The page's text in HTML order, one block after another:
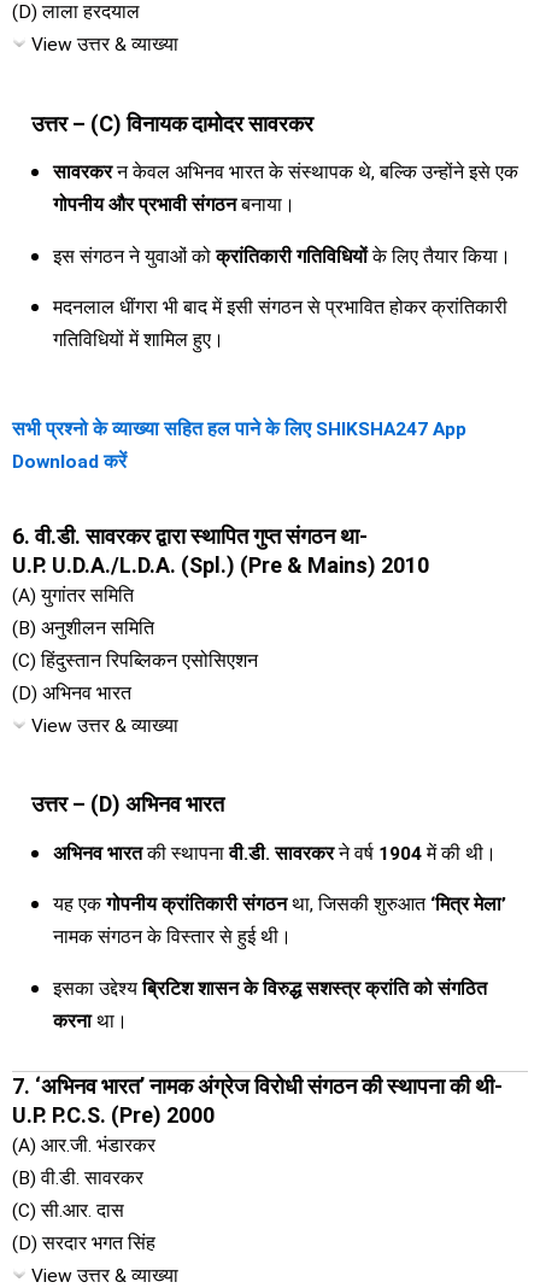
(D) लाला हरदयाल
View उत्तर & व्याख्या
उत्तर – (C) विनायक दामोदर सावरकर
सावरकरन केवल अभिनव भारत के संस्थापक थे, बल्कि उन्होंने इसे एक
गोपनीय और प्रभावी संगठनबनाया।
इस संगठन ने युवाओं कोक्रांतिकारी गतिविधियोंके लिए तैयार किया।
मदनलाल धींगरा भी बाद में इसी संगठन से प्रभावित होकर क्रांतिकारी
गतिविधियों में शामिल हुए।
सभी प्रश्नो के व्याख्या सहित हल पाने के लिए SHIKSHA247 App
Download करें
6. वी.डी. सावरकर द्वारा स्थापित गुप्त संगठन था-
U.P. U.D.A./L.D.A. (Spl.) (Pre & Mains) 2010
(A) युगांतर समिति
(B) अनुशीलन समिति
(C) हिंदुस्तान रिपब्लिकन एसोसिएशन
(D) अभिनव भारत
View उत्तर & व्याख्या
उत्तर – (D) अभिनव भारत
अभिनव भारतकी स्थापनावी.डी. सावरकरने वर्ष 1904में की थी।
यह एकगोपनीय क्रांतिकारी संगठनथा, जिसकी शुरुआत ‘मित्र मेला’
नामक संगठन के विस्तार से हुई थी।
इसका उद्देश्यब्रिटिश शासन के विरुद्ध सशस्त्र क्रांति को संगठित
करनाथा।
7. ‘अभिनव भारत’ नामक अंग्रेज विरोधी संगठन की स्थापना की थी-
U.P. P.C.S. (Pre) 2000
(A) आर.जी. भंडारकर
(B) वी.डी. सावरकर
(C) सी.आर. दास
(D) सरदार भगत सिंह
View उत्तर & व्याख्या